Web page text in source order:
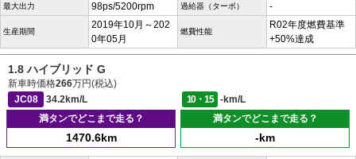
最大出力 98ps/5200rpm 過給器（ターボ） -
生産期間
2019年10月～202
0年05月
燃費性能
R02年度燃費基準
+50%達成
1.8 ハイブリッド G
新車時価格266万円(税込)
JC08
34.2km/L 10・15
-km/L
満タンでどこまで走る？
1470.6km
満タンでどこまで走る？
-km